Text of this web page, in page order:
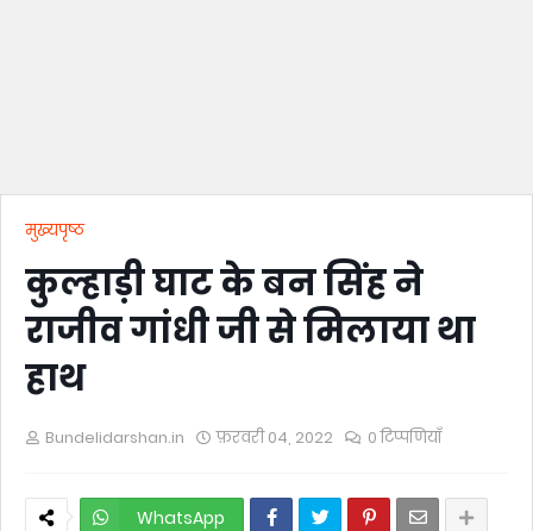
मुख्यपृष्ठ
कुल्हाड़ी घाट के बन सिंह ने
राजीव गांधी जी से मिलाया था
हाथ
Bundelidarshan.in फ़रवरी 04, 2022 0 टिप्पणियाँ
WhatsApp